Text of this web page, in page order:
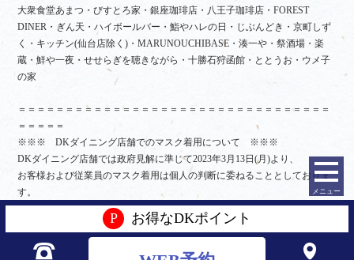
メニュー
大衆食堂あまつ・びすとろ家・銀座珈琲店・八王子珈琲店・FOREST
DINER・ぎん天・ハイボールバー・鮨やハレの日・じぶんどき・京町しず
く・キッチン(仙台店除く)・MARUNOUCHIBASE・湊一や・祭酒場・楽
蔵・鮮や一夜・せせらぎを聴きながら・十勝石狩函館・ととうお・ウメ子
の家
＝＝＝＝＝＝＝＝＝＝＝＝＝＝＝＝＝＝＝＝＝＝＝＝＝＝＝＝＝＝＝＝＝
＝＝＝＝＝
※※※ DKダイニング店舗でのマスク着用について ※※※
DKダイニング店舗では政府見解に準じて2023年3月13日(月)より、
お客様および従業員のマスク着用は個人の判断に委ねることとしておりま
す。
なお、従業員につきましては勤務前に健康チェックの基準を満たしており
＝＝＝＝＝＝＝＝＝＝＝＝＝＝＝＝＝＝＝＝＝＝＝＝＝＝＝＝＝＝＝＝＝
P お得なDKポイント